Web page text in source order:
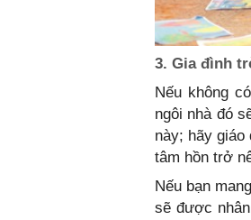
3. Gia đình
Nếu không
ngôi nhà đó
này; hãy
tâm hồn trở
Nếu bạn
sẽ được